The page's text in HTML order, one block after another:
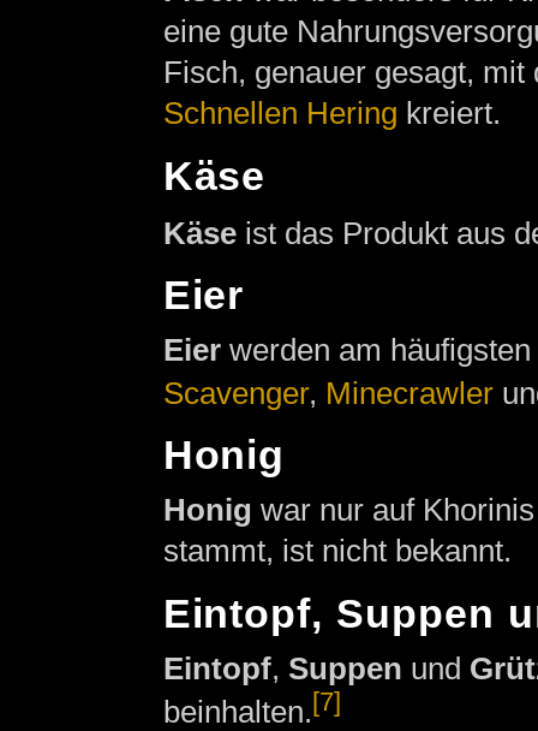
eine gute
Fisch, genauer gesagt,
Schnellen Hering kreiert.
Käse
Käseist das Produkt aus
Eier
Eierwerden am
Scavenger, Minecrawler
Honig
Honig war nur auf
stammt, ist nicht bekannt.
Eintopf, Suppen
Eintopf, Suppen und
beinhalten.[7]